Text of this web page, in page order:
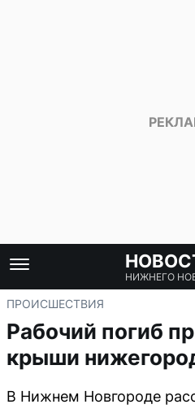
НИЖНЕГО
ПРОИСШЕСТВИЯ
Рабочий погиб
крыши
В Нижнем Новгороде